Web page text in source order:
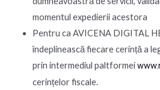
momentul expedierii acestora
Pentru ca AVICENA DIGITAL
îndeplinească fiecare cerință a
prin intermediul paltformei
cerințelor fiscale.